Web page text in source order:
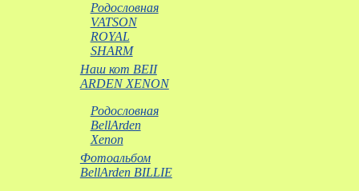
Родословная
VATSON
ROYAL
SHARM
Наш кот BEII
ARDEN XENON
Родословная
BellArden
Xenon
Фотоальбом
BellArden BILLIE